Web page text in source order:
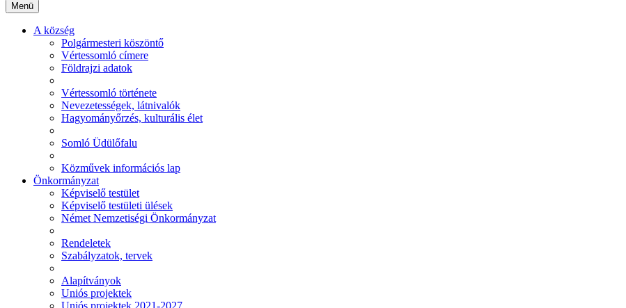
Menü
A község
Polgármesteri köszöntő
Vértessomló címere
Földrajzi adatok
Vértessomló története
Nevezetességek, látnivalók
Hagyományőrzés, kulturális élet
Somló Üdülőfalu
Közművek információs lap
Önkormányzat
Képviselő testület
Képviselő testületi ülések
Német Nemzetiségi Önkormányzat
Rendeletek
Szabályzatok, tervek
Alapítványok
Uniós projektek
Uniós projektek 2021-2027